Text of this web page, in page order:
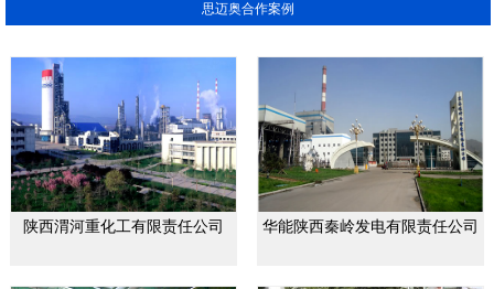
思迈奥合作案例
陕西渭河重化工有限责任公司 华能陕西秦岭发电有限责任公司